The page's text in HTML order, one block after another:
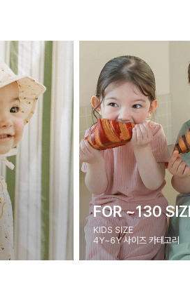
FOR ~130
KIDS SIZE
4Y~6Y 사이즈 카테고리